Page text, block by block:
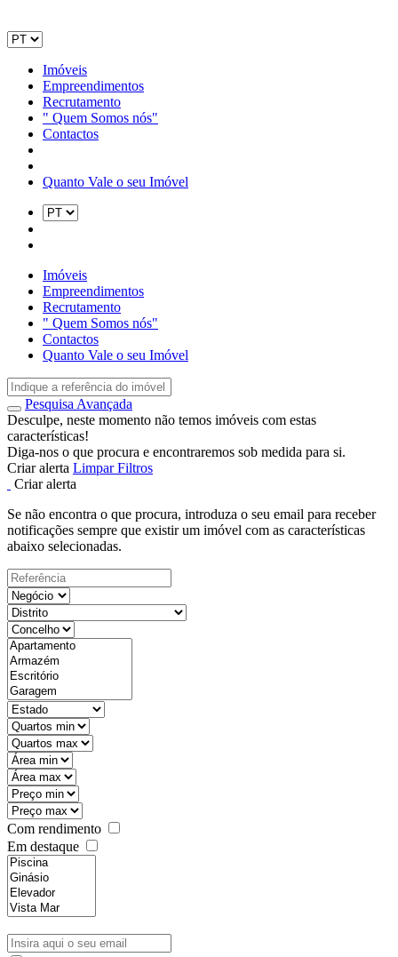
Imóveis
Empreendimentos
Recrutamento
" Quem Somos nós"
Contactos
Quanto Vale o seu Imóvel
Imóveis
Empreendimentos
Recrutamento
" Quem Somos nós"
Contactos
Quanto Vale o seu Imóvel
Pesquisa Avançada
Desculpe, neste momento não temos imóveis com estas
características!
Diga-nos o que procura e encontraremos sob medida para si.
Criar alerta Limpar Filtros
Criar alerta
Se não encontra o que procura, introduza o seu email para receber
notificações sempre que existir um imóvel com as características
abaixo selecionadas.
Com rendimento
Em destaque